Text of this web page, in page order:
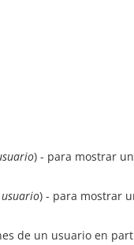
) - para mostrar
) - para mostrar
de un usuario en